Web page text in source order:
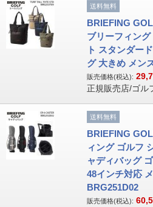
送料無料
BRIEFING
ブリーフィン
ト スタンダー
グ 大きめ メン
販売価格(税込):
正規販売店/ゴル
送料無料
BRIEFING
ィング ゴルフ
ャディバッグ
48インチ対応
BRG251D02
販売価格(税込):